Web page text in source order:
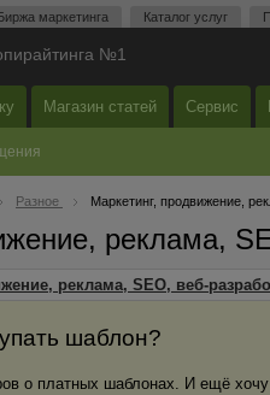
маркетинга Каталог услуг
№1
Магазин статей Сервис
Разное Маркетинг, продвижение,
реклама,
реклама, SEO, веб-
шаблон?
о платных шаблонах. И ещё